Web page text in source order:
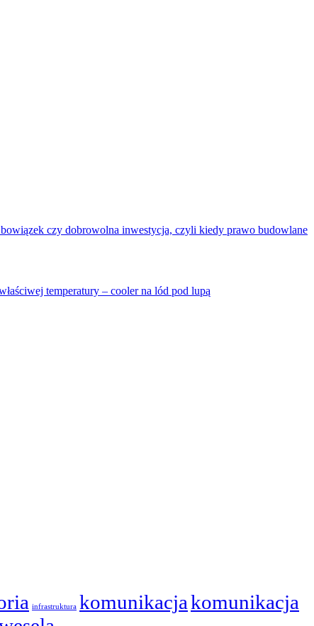
czy dobrowolna inwestycja, czyli kiedy prawo budowlane
temperatury – cooler na lód pod lupą
infrastruktura komunikacjakomunikacja